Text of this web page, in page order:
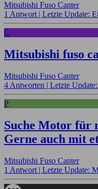
Mitsubishi Fuso Canter
1 Antwort | Letzte Update:
C
Mitsubishi fuso
Mitsubishi Fuso Canter
4 Antworten | Letzte
P
Suche Motor für
Gerne auch mit
Mitsubishi Fuso Canter
1 Antwort | Letzte Update: